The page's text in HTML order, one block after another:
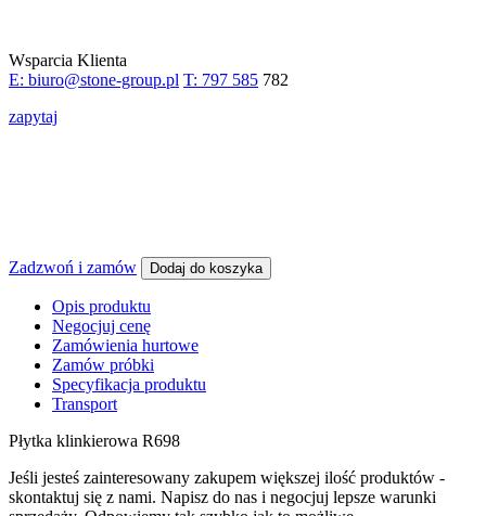
Wsparcia Klienta
E: biuro@stone-group.pl T: 797 585 782
zapytaj
Zadzwoń i zamów Dodaj do koszyka
Opis produktu
Negocjuj cenę
Zamówienia hurtowe
Zamów próbki
Specyfikacja produktu
Transport
Płytka klinkierowa R698
Jeśli jesteś zainteresowany zakupem większej ilość produktów -
skontaktuj się z nami. Napisz do nas i negocjuj lepsze warunki